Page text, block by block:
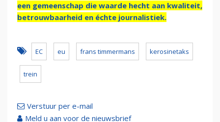
een gemeenschap die waarde hecht aan kwaliteit,
betrouwbaarheid en échte journalistiek.
EC eu frans timmermans kerosinetaks
trein
Verstuur per e-mail
Meld u aan voor de nieuwsbrief